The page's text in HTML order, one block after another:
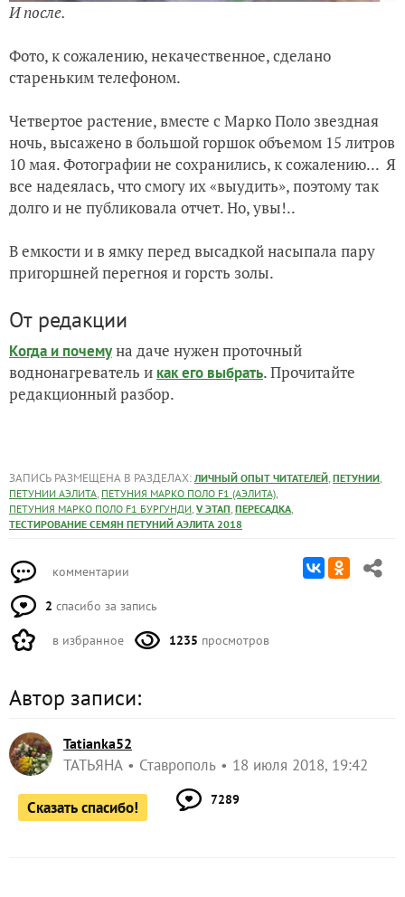
И после.
Фото, к сожалению, некачественное, сделано
стареньким телефоном.
Четвертое растение, вместе с Марко Поло звездная
ночь, высажено в большой горшок объемом 15 литров
10 мая. Фотографии не сохранились, к сожалению... Я
все надеялась, что смогу их «выудить», поэтому так
долго и не публиковала отчет. Но, увы!..
В емкости и в ямку перед высадкой насыпала пару
пригоршней перегноя и горсть золы.
От редакции
Когда и почемуна даче нужен проточный
воднонагреватель и как его выбрать. Прочитайте
редакционный разбор.
ЗАПИСЬ РАЗМЕЩЕНА В РАЗДЕЛАХ: ЛИЧНЫЙ ОПЫТ ЧИТАТЕЛЕЙ, ПЕТУНИИ,
ПЕТУНИИ АЭЛИТА, ПЕТУНИЯ МАРКО ПОЛО F1 (АЭЛИТА),
ПЕТУНИЯ МАРКО ПОЛО F1 БУРГУНДИ, V ЭТАП, ПЕРЕСАДКА,
ТЕСТИРОВАНИЕ СЕМЯН ПЕТУНИЙ АЭЛИТА 2018
комментарии
2 спасибо за запись
в избранное 1235 просмотров
Автор записи:
Tatianka52
ТАТЬЯНА Ставрополь 18 июля 2018, 19:42
Сказать спасибо! 7289